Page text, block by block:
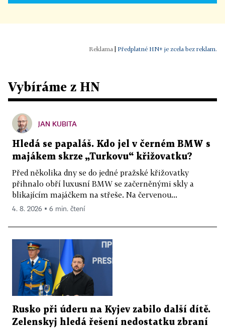
Předplatné HN+ je zcela bez reklam.
Vybíráme z HN
JAN KUBITA
Hledá se papaláš. Kdo jel v černém BMW s
majákem skrze „Turkovu“ křižovatku?
Před několika dny se do jedné pražské křižovatky
přihnalo obří luxusní BMW se začerněnými skly a
blikajícím majáčkem na střeše. Na červenou...
4. 8. 2026 ▪ 6 min. čtení
Rusko při úderu na Kyjev zabilo další dítě.
Zelenskyj hledá řešení nedostatku zbraní